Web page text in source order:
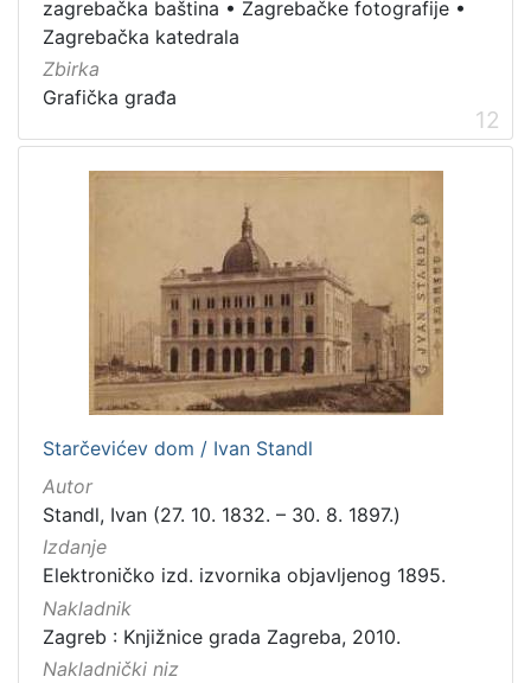
zagrebačka baština • Zagrebačke fotografije •
Zagrebačka katedrala
Zbirka
Grafička građa
12
Starčevićev dom / Ivan Standl
Autor
Standl, Ivan (27. 10. 1832. – 30. 8. 1897.)
Izdanje
Elektroničko izd. izvornika objavljenog 1895.
Nakladnik
Zagreb : Knjižnice grada Zagreba, 2010.
Nakladnički niz